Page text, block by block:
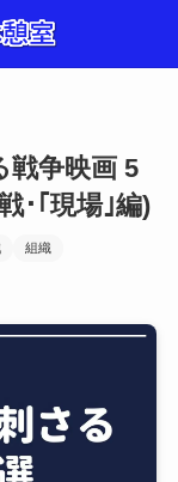
戦争映画 5
･｢現場｣編)
組織